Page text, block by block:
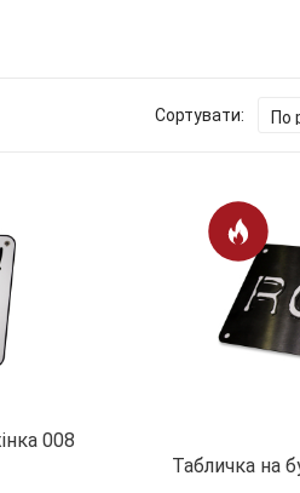
Сортувати:
008
Табличка на